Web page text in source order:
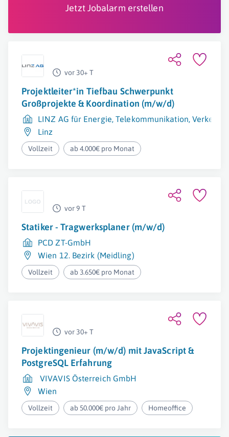
Jetzt Jobalarm erstellen
vor 30+ T
Projektleiter*in Tiefbau Schwerpunkt
Großprojekte & Koordination (m/w/d)
LINZ AG für Energie, Telekommunikation, Verkehr
Linz
Vollzeit ab 4.000€ pro Monat
vor 9 T
Statiker - Tragwerksplaner (m/w/d)
PCD ZT-GmbH
Wien 12. Bezirk (Meidling)
Vollzeit ab 3.650€ pro Monat
vor 30+ T
Projektingenieur (m/w/d) mit JavaScript &
PostgreSQL Erfahrung
VIVAVIS Österreich GmbH
Wien
Vollzeit ab 50.000€ pro Jahr Homeoffice